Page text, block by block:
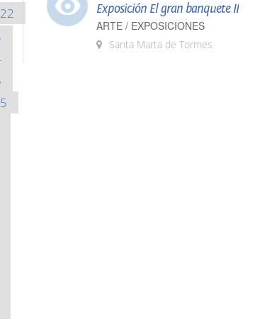
22
Exposición El gran banquete II
ARTE / EXPOSICIONES
Santa Marta de Tormes